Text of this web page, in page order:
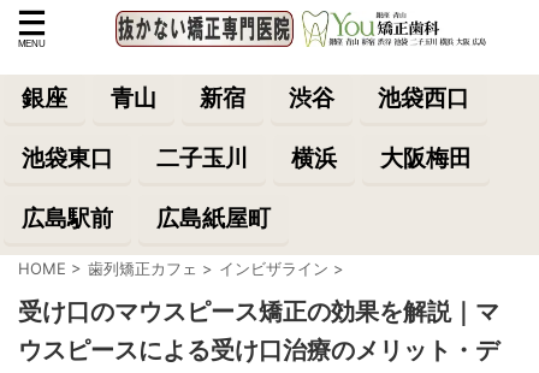
銀座 青山 新宿 渋谷 池袋西口
池袋東口 二子玉川 横浜 大阪梅田
広島駅前 広島紙屋町
HOME > 歯列矯正カフェ > インビザライン >
受け口のマウスピース矯正の効果を解説｜マ
ウスピースによる受け口治療のメリット・デ